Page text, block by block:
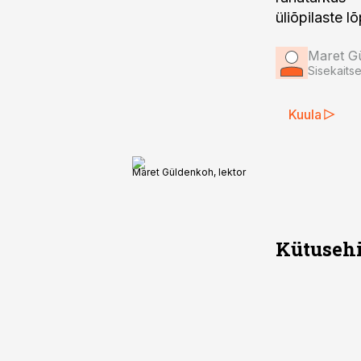
üliõpilaste
Maret
Kuula
Maret Güldenkoh, lektor